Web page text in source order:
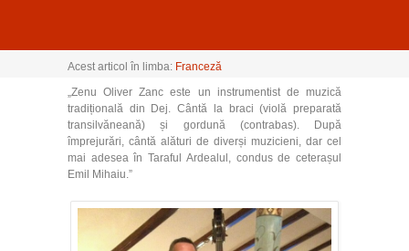
Acest articol în limba: Franceză
„Zenu Oliver Zanc este un instrumentist de muzică
tradițională din Dej. Cântă la braci (violă preparată
transilvăneană) și gordună (contrabas). După
împrejurări, cântă alături de diverși muzicieni, dar cel
mai adesea în Taraful Ardealul, condus de ceterașul
Emil Mihaiu.”